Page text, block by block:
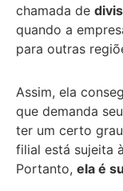
chamada de
quando a
para outras
Assim, ela
que demanda
ter um certo
filial está sujeita
Portanto, ela é